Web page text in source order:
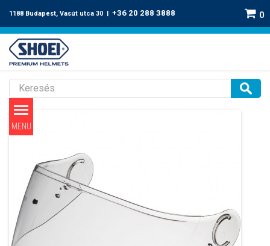
1188 Budapest, Vasút utca 30 | +36 20 288 3888 0
Shoei GT-Air 2 plexi